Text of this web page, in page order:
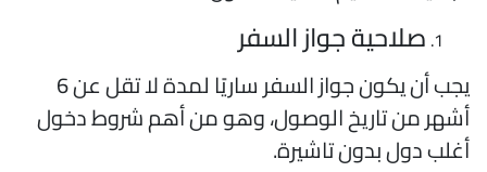
صلاحية جواز السفر
يجب أن يكون جواز السفر ساريًا لمدة لا تقل عن 6
من تاريخ الوصول، وهو من أهم شروط دخول
دول بدون تاشيرة.